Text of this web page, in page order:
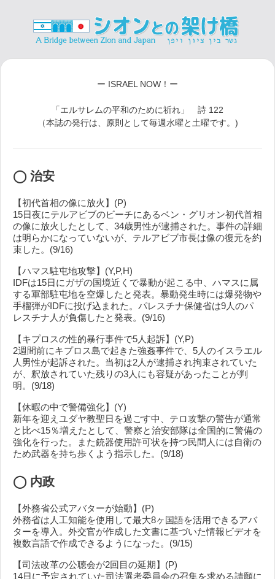
ー ISRAEL NOW！ー
「エルサレムの平和のために祈れ」 詩 122
（本誌の発行は、原則として毎週水曜と土曜です。)
◯ 治安
【初代首相の像に放火】(P)
15日夜にテルアビブのビーチにあるベン・グリオン初代首相
の像に放火したとして、34歳男性が逮捕された。事件の詳細
は明らかになっていないが、テルアビブ市長は像の復元を約
束した。(9/16)
【ハマス駐屯地攻撃】(Y,P,H)
IDFは15日にガザの国境近くで暴動が起こる中、ハマスに属
する軍部駐屯地を空爆したと発表。暴動発生時には爆発物や
手榴弾がIDFに投げ込まれた。パレスチナ保健省は9人のパ
レスチナ人が負傷したと発表。(9/16)
【キプロスの性的暴行事件で5人起訴】(Y,P)
2週間前にキプロス島で起きた強姦事件で、5人のイスラエル
人男性が起訴された。当初は2人が逮捕され拘束されていた
が、釈放されていた残りの3人にも容疑があったことが判
明。(9/18)
【休暇の中で警備強化】(Y)
新年を迎えユダヤ教聖日を過ごす中、テロ攻撃の警告が通常
と比べ15％増えたとして、警察と治安部隊は全国的に警備の
強化を行った。また銃器使用許可状を持つ民間人には自衛の
ため武器を持ち歩くよう指示した。(9/18)
◯ 内政
【外務省公式アバターが始動】(P)
外務省は人工知能を使用して最大8ヶ国語を活用できるアバ
ターを導入。外交官が作成した文書に基づいた情報ビデオを
複数言語で作成できるようになった。(9/15)
【司法改革の公聴会が2回目の延期】(P)
14日に予定されていた司法選考委員会の召集を求める請願に